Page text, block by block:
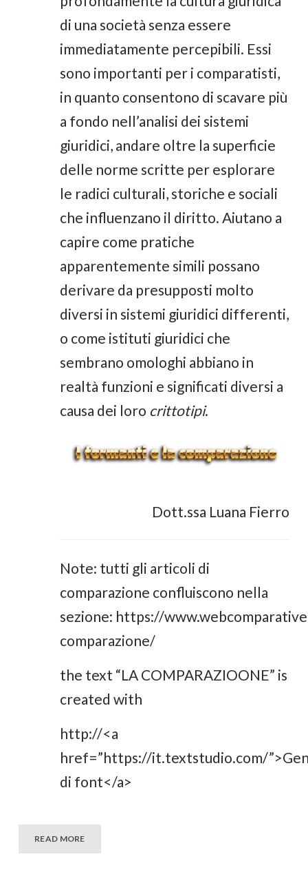
di una società senza essere
immediatamente percepibili. Essi
sono importanti per i comparatisti,
in quanto consentono di scavare più
a fondo nell’analisi dei sistemi
giuridici, andare oltre la superficie
delle norme scritte per esplorare
le radici culturali, storiche e sociali
che influenzano il diritto. Aiutano a
capire come pratiche
apparentemente simili possano
derivare da presupposti molto
diversi in sistemi giuridici differenti,
o come istituti giuridici che
sembrano omologhi abbiano in
realtà funzioni e significati diversi a
causa dei loro crittotipi.
Dott.ssa Luana Fierro
Note: tutti gli articoli di
comparazione confluiscono nella
sezione: https://
comparazione/
the text “LA COMPARAZIOONE” is
created with
http://<a
href=”https://it.textstudio.com/
di font</a>
READ MORE